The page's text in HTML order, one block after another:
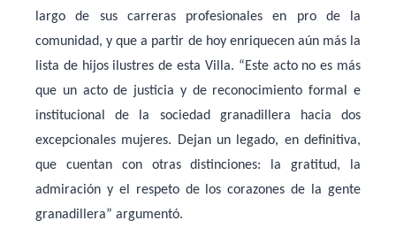
largo de sus carreras profesionales en pro de la
comunidad, y que a partir de hoy enriquecen aún más la
lista de hijos ilustres de esta Villa. “Este acto no es más
que un acto de justicia y de reconocimiento formal e
institucional de la sociedad granadillera hacia dos
excepcionales mujeres. Dejan un legado, en definitiva,
que cuentan con otras distinciones: la gratitud, la
admiración y el respeto de los corazones de la gente
granadillera” argumentó.